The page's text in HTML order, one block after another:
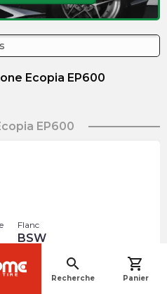
search
Recherche
shopping_cart
Panier
Ecopia EP600
EP600
Flanc
BSW
arrow_forward
navigate_before